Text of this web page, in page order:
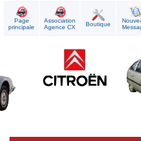
Page
principale
Association
Agence CX
Boutique